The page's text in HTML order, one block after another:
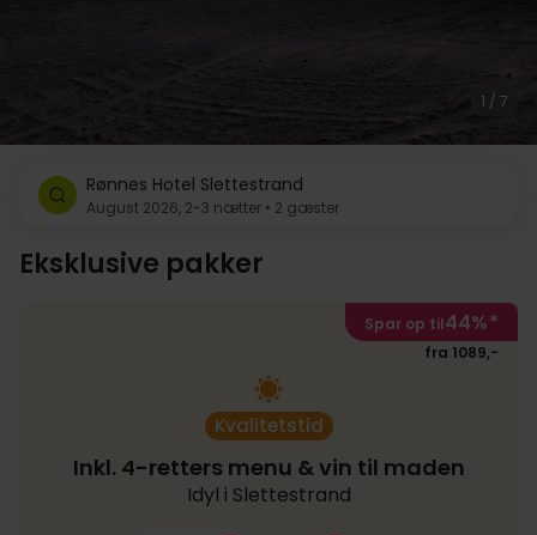
1 / 7
Rønnes Hotel Slettestrand
August 2026, 2-3 nætter • 2 gæster
Eksklusive pakker
Spar op til44%*
fra 1089,-
Kvalitetstid
Inkl. 4-retters menu & vin til maden
Idyl i Slettestrand